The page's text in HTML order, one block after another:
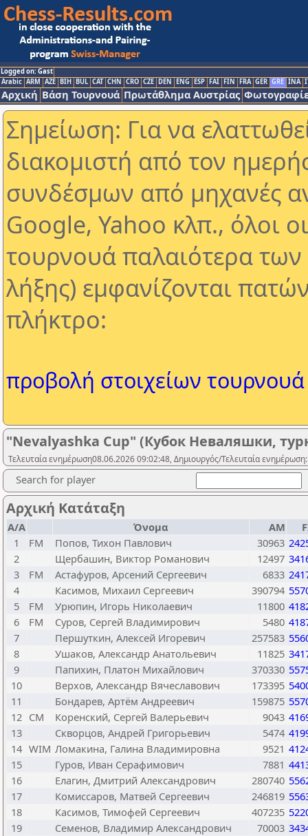
Logged on: Gast
Arabic ARM AZE BIH BUL CAT CHN CRO CZE DEN ENG ESP FAI FIN FRA GER GRE INA
Αρχική Βάση Τουρνουά Πρωτάθλημα Αυστρίας
Σημείωση: Για να
διακομιστή από τον
συνδέσμων από μηχανές
Google, Yahoo κλπ., όλοι
τουρνουά παλαιότερα
λήξης) εμφανίζονται
πλήκτρο:
προβολή στοιχείων τουρνουά
"Nevalyashka Cup" (Кубок Неваляшки,
Τελευταία ενημέρωση08.06.2026 09:02:48, Δημιουργός/Τελευταία
Search for player
Αρχική Κατάταξη
Α/Α Όνομα ΑΜ
1
FM Попов, Тихон Павлович 30963
2
Щербашин, Виктор Романович 12497
3
FM Астафуров, Арсений Сергеевич 6833
4
Касимов, Михаил Сергеевич 390794
5
FM Урюпин, Игорь Николаевич 11800
6
FM Суров, Сергей Владимирович 5480
7
Першуткин, Алексей Игоревич 257583
8
Ушаков, Александр Анатольевич 11825
9
Папихин, Платон Михайлович 370330
10
Верхов, Александр Вячеславович 173395
11
Бондарев, Артём Андреевич 159875
12 CM Коренский, Сергей Валерьевич 9043
13
Скворцов, Андрей Григорьевич 5474
14 WIM Ломакина, Галина Владимировна 9521
15
Гуров, Иван Серафимович 7881
16
Елагин, Дмитрий Александрович 280740
17
Комиссаров, Матвей Сергеевич 246819
18
Касимов, Тимофей Сергеевич 407235
19
Семенов, Владимир Александрович 70003